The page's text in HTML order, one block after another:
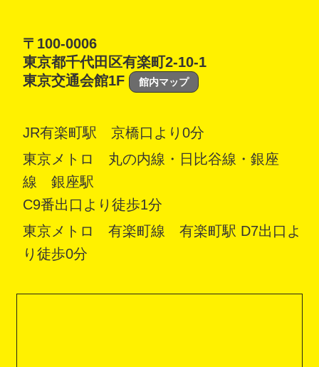
〒100-0006
東京都千代田区有楽町2-10-1
東京交通会館1F
館内マップ
JR有楽町駅 京橋口より0分
東京メトロ 丸の内線・日比谷線・銀座
線 銀座駅
C9番出口より徒歩1分
東京メトロ 有楽町線 有楽町駅 D7出口よ
り徒歩0分